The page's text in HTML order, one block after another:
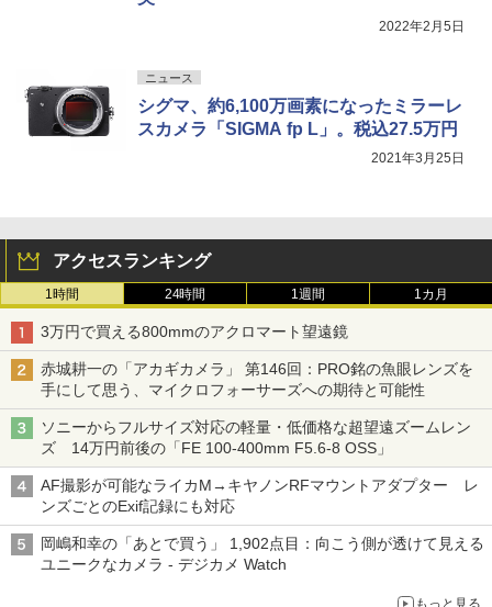
2022年2月5日
ニュース
シグマ、約6,100万画素になったミラーレ
スカメラ「SIGMA fp L」。税込27.5万円
2021年3月25日
アクセスランキング
1時間 24時間 1週間 1カ月
3万円で買える800mmのアクロマート望遠鏡
赤城耕一の「アカギカメラ」 第146回：PRO銘の魚眼レンズを
手にして思う、マイクロフォーサーズへの期待と可能性
ソニーからフルサイズ対応の軽量・低価格な超望遠ズームレン
ズ 14万円前後の「FE 100-400mm F5.6-8 OSS」
AF撮影が可能なライカM→キヤノンRFマウントアダプター レ
ンズごとのExif記録にも対応
岡嶋和幸の「あとで買う」 1,902点目：向こう側が透けて見える
ユニークなカメラ - デジカメ Watch
もっと見る